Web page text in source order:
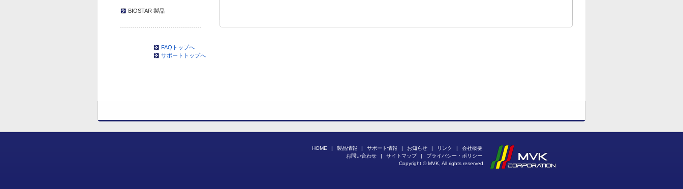
BIOSTAR 製品
FAQトップへ
サポートトップへ
HOME | 製品情報 | サポート情報 | お知らせ | リンク |
会社概要
お問い合わせ
| サイトマップ |
プライバシー・ポリシー
Copyright © MVK, All rights reserved.